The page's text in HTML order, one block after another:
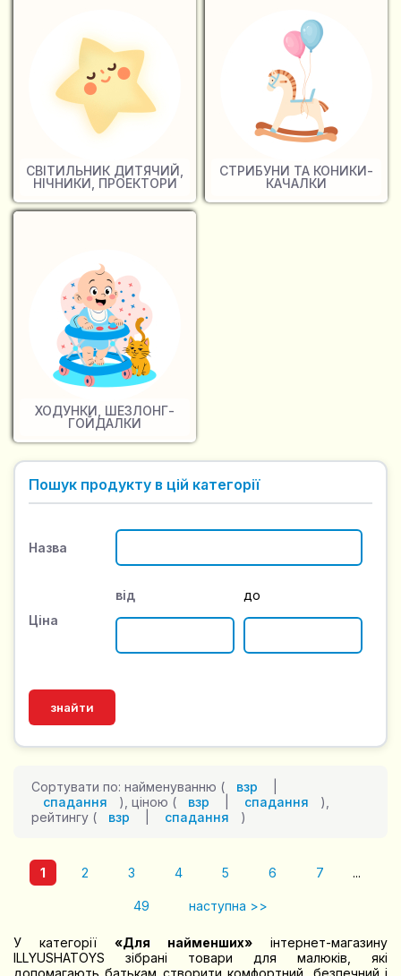
СВІТИЛЬНИК ДИТЯЧИЙ,
НІЧНИКИ, ПРОЕКТОРИ
СТРИБУНИ ТА КОНИКИ-
КАЧАЛКИ
ХОДУНКИ, ШЕЗЛОНГ-
ГОЙДАЛКИ
Пошук продукту в цій категорії
Назва
Ціна
від до
Сортувати по: найменуванню ( взр
спадання
), ціною ( взр спадання
),
рейтингу (
взр спадання )
1 2 3 4 5 6 7 ...
49 наступна >>
У категорії «Для найменших» інтернет-магазину
ILLYUSHATOYS зібрані товари для малюків, які